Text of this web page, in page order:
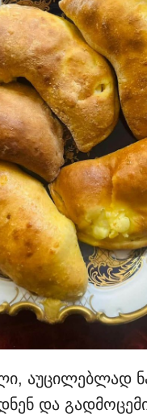
აუცილებლად
და